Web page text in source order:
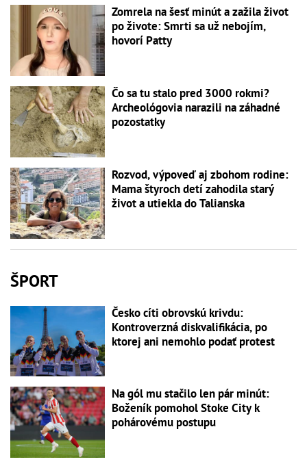
Zomrela na šesť minút a zažila život
po živote: Smrti sa už nebojím,
hovorí Patty
Čo sa tu stalo pred 3000 rokmi?
Archeológovia narazili na záhadné
pozostatky
Rozvod, výpoveď aj zbohom rodine:
Mama štyroch detí zahodila starý
život a utiekla do Talianska
ŠPORT
Česko cíti obrovskú krivdu:
Kontroverzná diskvalifikácia, po
ktorej ani nemohlo podať protest
Na gól mu stačilo len pár minút:
Boženík pomohol Stoke City k
pohárovému postupu